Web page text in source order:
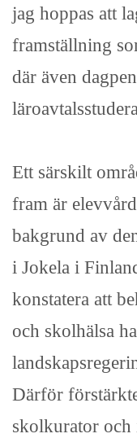
jag hoppas att
framställning
där även
Ett särskilt
fram är
bakgrund av
i Jokela i
konstatera att
och skolhälsa
Därför
skolkurator och